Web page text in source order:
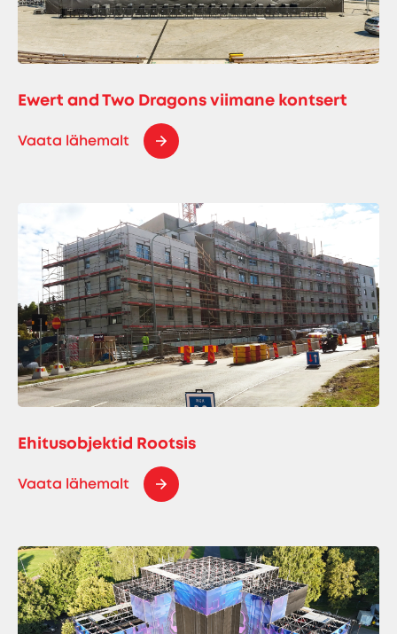
Ewert and Two Dragons viimane kontsert
Vaata lähemalt
Ehitusobjektid Rootsis
Vaata lähemalt